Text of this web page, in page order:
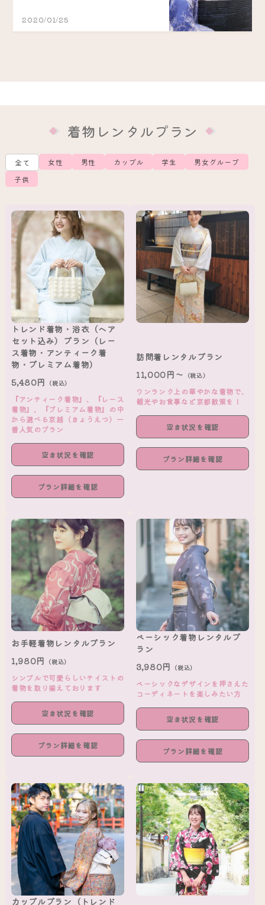
2020/01/25
着物レンタルプラン
全て 女性 男性 カップル 学生
男女グループ
子供
トレンド着物・浴衣（ヘア
セット込み）プラン（レー
ス着物・アンティーク着
物・プレミアム着物）
5,480円 （税込）
『アンティーク着物』、『レース
着物』、『プレミアム着物』の中
から選べる京越（きょうえつ）一
番人気のプラン
空き状況を確認
プラン詳細を確認
訪問着レンタルプラン
11,000円～ （税込）
ワンランク上の華やかな着物で、
観光やお食事など京都散策を！
空き状況を確認
プラン詳細を確認
お手軽着物レンタルプラン
1,980円 （税込）
シンプルで可愛らしいテイストの
着物を取り揃えております
空き状況を確認
プラン詳細を確認
ベーシック着物レンタルプ
ラン
3,980円 （税込）
ベーシックなデザインを押さえた
コーディネートを楽しみたい方
空き状況を確認
プラン詳細を確認
カップルプラン（トレンド